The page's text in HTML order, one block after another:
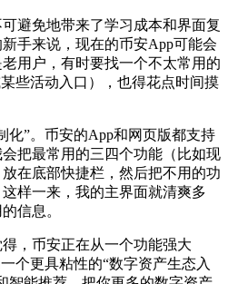
避免地带来了学习成本和界面复
手来说，现在的币安App可能会
用户，有时要找一个不太常用的
些活动入口），也得花点时间摸
化”。币安的App和网页版都支持
把最常用的三四个功能（比如现
在底部快捷栏，然后把不用的功
样一来，我的主界面就清爽多
信息。
，币安正在从一个功能强大
个更具粘性的“数字资产生态入